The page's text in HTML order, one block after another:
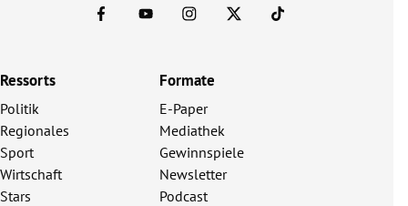
Ressorts
Politik
Regionales
Sport
Wirtschaft
Stars
Formate
E-Paper
Mediathek
Gewinnspiele
Newsletter
Podcast